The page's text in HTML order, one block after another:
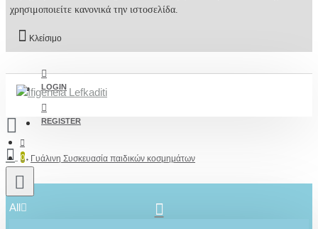
χρησιμοποιείτε κανονικά την ιστοσελίδα.
Κλείσιμο
LOGIN
REGISTER
0
All
Γυάλινη Συσκευασία παιδικών κοσμημάτων